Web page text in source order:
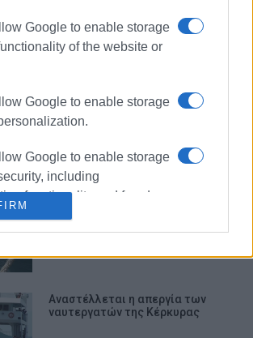
Google to enable storage
of the website or
Google to enable storage
Google to enable storage
including
functionality and fraud
and other user protection.
την Τετάρτη 20 Νοεμβρίου
Δρομολόγια ασφαλείας την
Πέμπτη, ημέρα απεργίας των
ναυτεργατών
Αναστέλλεται η απεργία των
ναυτεργατών της Κέρκυρας